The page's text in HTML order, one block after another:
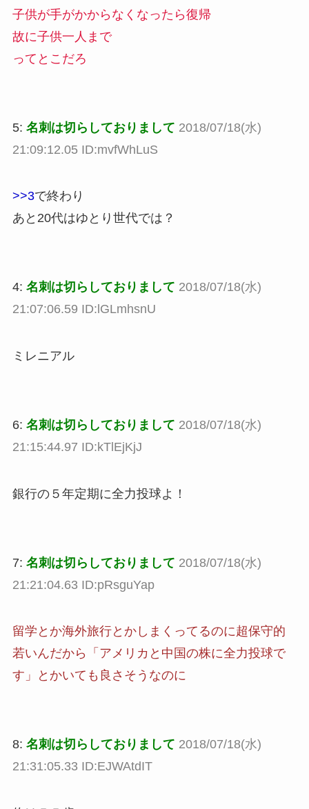
子供が手がかからなくなったら復帰
故に子供一人まで
ってとこだろ
5: 名刺は切らしておりまして 2018/07/18(水)
21:09:12.05 ID:mvfWhLuS
>>3で終わり
あと20代はゆとり世代では？
4: 名刺は切らしておりまして 2018/07/18(水)
21:07:06.59 ID:lGLmhsnU
ミレニアル
6: 名刺は切らしておりまして 2018/07/18(水)
21:15:44.97 ID:kTlEjKjJ
銀行の５年定期に全力投球よ！
7: 名刺は切らしておりまして 2018/07/18(水)
21:21:04.63 ID:pRsguYap
留学とか海外旅行とかしまくってるのに超保守的
若いんだから「アメリカと中国の株に全力投球で
す」とかいても良さそうなのに
8: 名刺は切らしておりまして 2018/07/18(水)
21:31:05.33 ID:EJWAtdIT